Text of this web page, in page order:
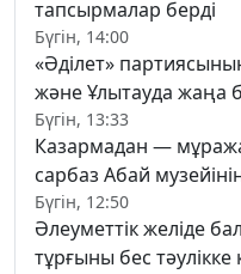
тапсырмалар берді
Бүгін, 14:00
«Әділет»
және Ұлытауда жаңа
Бүгін, 13:33
Казармадан —
сарбаз Абай
Бүгін, 12:50
Әлеуметтік желіде
тұрғыны бес